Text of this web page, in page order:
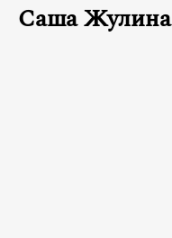
Саша Жулина